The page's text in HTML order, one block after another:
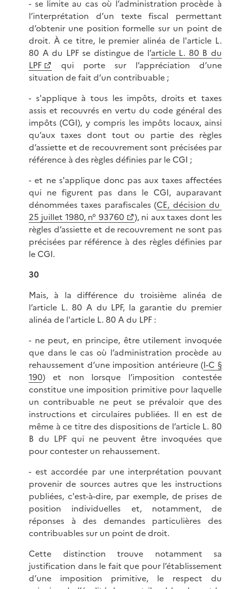
- se limite au cas où l’administration procède à
l’interprétation d’un texte fiscal permettant
d’obtenir une position formelle sur un point de
droit. À ce titre, le premier alinéa de l'article L.
80 A du LPF se distingue de l’article L. 80 B du
LPF
qui porte sur l’appréciation d’une
situation de fait d’un contribuable ;
- s'applique à tous les impôts, droits et taxes
assis et recouvrés en vertu du code général des
impôts (CGI), y compris les impôts locaux, ainsi
qu’aux taxes dont tout ou partie des règles
d’assiette et de recouvrement sont précisées par
référence à des règles définies par le CGI ;
- et ne s'applique donc pas aux taxes affectées
qui ne figurent pas dans le CGI, auparavant
dénommées taxes parafiscales (CE, décision du
25 juillet 1980, n° 93760
), ni aux taxes dont les
règles d’assiette et de recouvrement ne sont pas
précisées par référence à des règles définies par
le CGI.
30
Mais, à la différence du troisième alinéa de
l’article L. 80 A du LPF, la garantie du premier
alinéa de l'article L. 80 A du LPF :
- ne peut, en principe, être utilement invoquée
que dans le cas où l’administration procède au
rehaussement d’une imposition antérieure (I-C §
190) et non lorsque l’imposition contestée
constitue une imposition primitive pour laquelle
un contribuable ne peut se prévaloir que des
instructions et circulaires publiées. Il en est de
même à ce titre des dispositions de l’article L. 80
B du LPF qui ne peuvent être invoquées que
pour contester un rehaussement.
- est accordée par une interprétation pouvant
provenir de sources autres que les instructions
publiées, c'est-à-dire, par exemple, de prises de
position individuelles et, notamment, de
réponses à des demandes particulières des
contribuables sur un point de droit.
Cette distinction trouve notamment sa
justification dans le fait que pour l’établissement
d’une imposition primitive, le respect du